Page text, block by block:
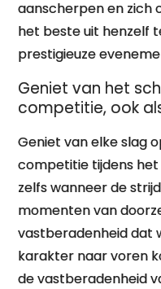
aanscherpen en zich
het beste uit henzelf
prestigieuze
Geniet van het
competitie, ook
Geniet van elke slag
competitie tijdens
zelfs wanneer de
momenten van
vastberadenheid dat
karakter naar voren
de vastberadenheid